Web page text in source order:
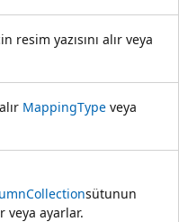
resim yazısını alır veya
MappingType veya
sütunun
veya ayarlar.